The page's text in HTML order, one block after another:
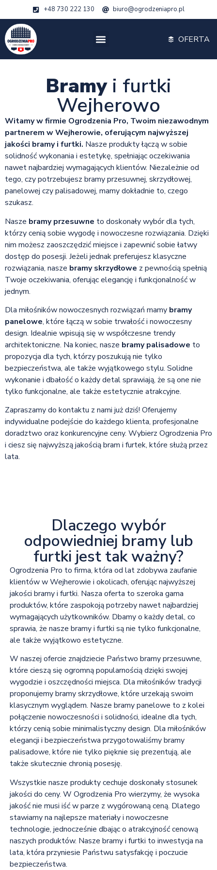
+48 730 222 130 biuro@ogrodzeniapro.pl
OFERTA
Bramy i furtki
Wejherowo
Witamy w firmie Ogrodzenia Pro, Twoim niezawodnym
partnerem w Wejherowie, oferującym najwyższej
jakości bramy i furtki. Nasze produkty łączą w sobie
solidność wykonania i estetykę, spełniając oczekiwania
nawet najbardziej wymagających klientów. Niezależnie od
tego, czy potrzebujesz bramy przesuwnej, skrzydłowej,
panelowej czy palisadowej, mamy dokładnie to, czego
szukasz.
Nasze bramy przesuwne to doskonały wybór dla tych,
którzy cenią sobie wygodę i nowoczesne rozwiązania. Dzięki
nim możesz zaoszczędzić miejsce i zapewnić sobie łatwy
dostęp do posesji. Jeżeli jednak preferujesz klasyczne
rozwiązania, nasze bramy skrzydłowe z pewnością spełnią
Twoje oczekiwania, oferując elegancję i funkcjonalność w
jednym.
Dla miłośników nowoczesnych rozwiązań mamy bramy
panelowe, które łączą w sobie trwałość i nowoczesny
design. Idealnie wpisują się w współczesne trendy
architektoniczne. Na koniec, nasze bramy palisadowe to
propozycja dla tych, którzy poszukują nie tylko
bezpieczeństwa, ale także wyjątkowego stylu. Solidne
wykonanie i dbałość o każdy detal sprawiają, że są one nie
tylko funkcjonalne, ale także estetycznie atrakcyjne.
Zapraszamy do kontaktu z nami już dziś! Oferujemy
indywidualne podejście do każdego klienta, profesjonalne
doradztwo oraz konkurencyjne ceny. Wybierz Ogrodzenia Pro
i ciesz się najwyższą jakością bram i furtek, które służą przez
lata.
Dlaczego wybór
odpowiedniej bramy lub
furtki jest tak ważny?
Ogrodzenia Pro to firma, która od lat zdobywa zaufanie
klientów w Wejherowie i okolicach, oferując najwyższej
jakości bramy i furtki. Nasza oferta to szeroka gama
produktów, które zaspokoją potrzeby nawet najbardziej
wymagających użytkowników. Dbamy o każdy detal, co
sprawia, że nasze bramy i furtki są nie tylko funkcjonalne,
ale także wyjątkowo estetyczne.
W naszej ofercie znajdziecie Państwo bramy przesuwne,
które cieszą się ogromną popularnością dzięki swojej
wygodzie i oszczędności miejsca. Dla miłośników tradycji
proponujemy bramy skrzydłowe, które urzekają swoim
klasycznym wyglądem. Nasze bramy panelowe to z kolei
połączenie nowoczesności i solidności, idealne dla tych,
którzy cenią sobie minimalistyczny design. Dla miłośników
elegancji i bezpieczeństwa przygotowaliśmy bramy
palisadowe, które nie tylko pięknie się prezentują, ale
także skutecznie chronią posesję.
Wszystkie nasze produkty cechuje doskonały stosunek
jakości do ceny. W Ogrodzenia Pro wierzymy, że wysoka
jakość nie musi iść w parze z wygórowaną ceną. Dlatego
stawiamy na najlepsze materiały i nowoczesne
technologie, jednocześnie dbając o atrakcyjność cenową
naszych produktów. Nasze bramy i furtki to inwestycja na
lata, która przyniesie Państwu satysfakcję i poczucie
bezpieczeństwa.